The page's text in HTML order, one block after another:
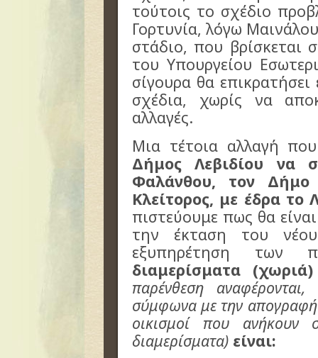
τούτοις το σχέδιο
Γορτυνία, λόγω
στάδιο, που βρίσκεται
του Υπουργείου
σίγουρα θα
σχέδια, χωρίς να
αλλαγές.
Μια τέτοια αλλαγή
Δήμος Λεβιδίου να
Φαλάνθου, τον
Κλείτορος, με έδρα το
πιστεύουμε πως θα
την έκταση του
εξυπηρέτηση των
διαμερίσματα
παρένθεση
σύμφωνα με την απογραφή
οικισμοί που ανήκουν
διαμερίσματα) είναι: